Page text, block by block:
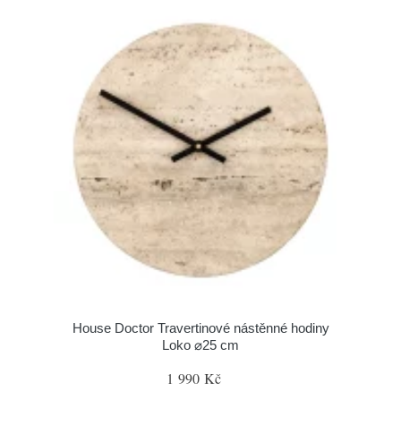
House Doctor Travertinové nástěnné hodiny
Loko ⌀25 cm
1 990 Kč